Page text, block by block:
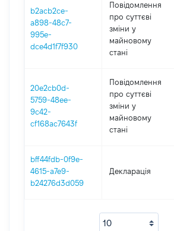
b2acb2ce-
a898-48c7-
995e-
dce4d1f7f930
Повідомлення
про суттєві
зміни y
майновому
стані
20e2cb0d-
5759-48ee-
9c42-
cf168ac7643f
Повідомлення
про суттєві
зміни y
майновому
стані
bff44fdb-0f9e-
4615-a7e9-
b24276d3d059
Декларація